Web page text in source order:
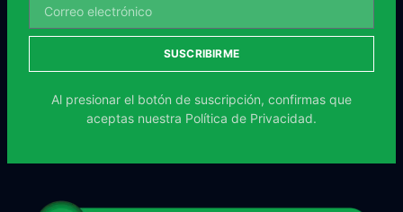
SUSCRIBIRME
Al presionar el botón de suscripción, confirmas que
aceptas nuestra Política de Privacidad.